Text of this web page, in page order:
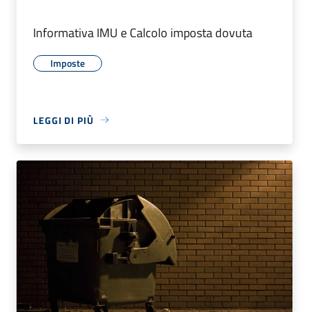
Informativa IMU e Calcolo imposta dovuta
Imposte
LEGGI DI PIÙ